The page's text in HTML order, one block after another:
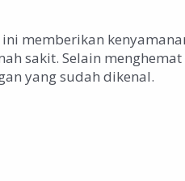
memberikan
sakit. Selain
yang sudah dikenal.